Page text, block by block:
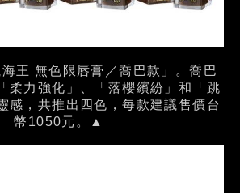
王 無色限唇膏／喬巴款」。喬巴
柔力強化」、「落櫻繽紛」和「跳
感，共推出四色，每款建議售價台
幣1050元。▲